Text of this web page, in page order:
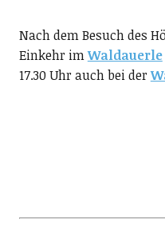
Nach dem Besuch des
Einkehr imWaldauerle
17.30 Uhr auch bei der